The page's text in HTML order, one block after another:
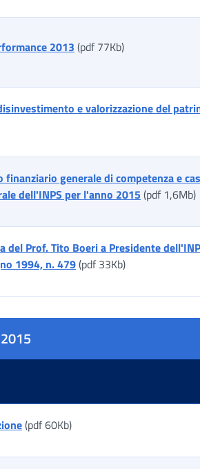
2013 (pdf 77Kb)
e valorizzazione del
generale di competenza e
dell'INPS per l'anno 2015 (pdf 1,6Mb)
del Prof. Tito Boeri a Presidente
1994, n. 479(pdf 33Kb)
(pdf 60Kb)